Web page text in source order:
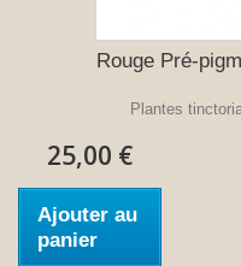
Rouge Pré-
Plantes
25,00 €
Ajouter au
panier